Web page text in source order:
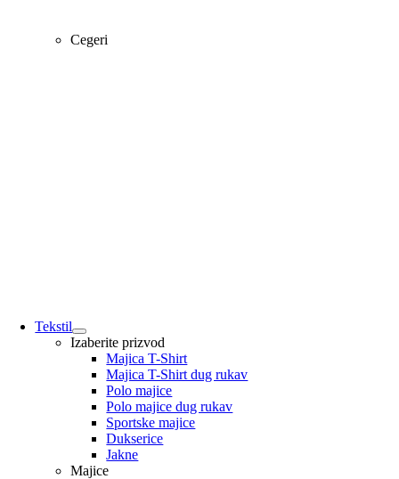
Cegeri
Tekstil
Izaberite prizvod
Majica T-Shirt
Majica T-Shirt dug rukav
Polo majice
Polo majice dug rukav
Sportske majice
Dukserice
Jakne
Majice